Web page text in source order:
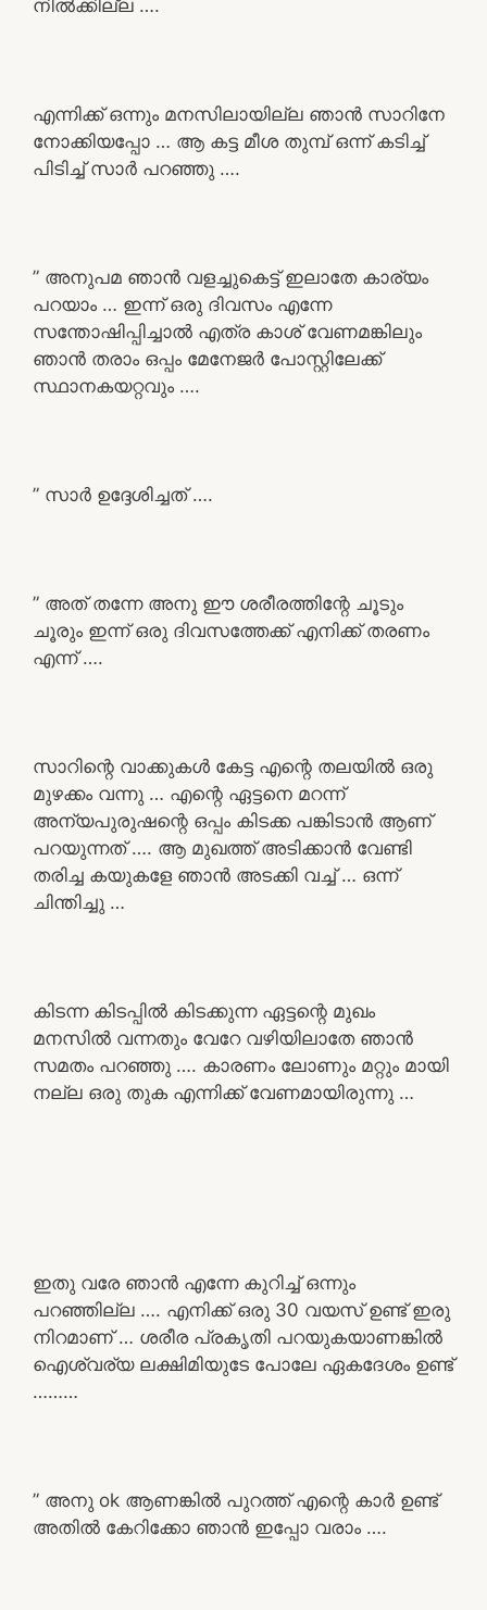
നിൽക്കില്ല ….
എന്നിക്ക് ഒന്നും മനസിലായില്ല ഞാൻ സാറിനേ
നോക്കിയപ്പോ … ആ കട്ട മീശ തുമ്പ് ഒന്ന് കടിച്ച്
പിടിച്ച് സാർ പറഞ്ഞു ….
” അനുപമ ഞാൻ വളച്ചുകെട്ട് ഇലാതേ കാര്യം
പറയാം … ഇന്ന് ഒരു ദിവസം എന്നേ
സന്തോഷിപ്പിച്ചാൽ എത്ര കാശ് വേണമങ്കിലും
ഞാൻ തരാം ഒപ്പം മേനേജർ പോസ്റ്റിലേക്ക്
സ്ഥാനകയറ്റവും ….
” സാർ ഉദ്ദേശിച്ചത് ….
” അത് തന്നേ അനു ഈ ശരീരത്തിന്റേ ചൂടും
ചൂരും ഇന്ന് ഒരു ദിവസത്തേക്ക് എനിക്ക് തരണം
എന്ന് ….
സാറിന്റെ വാക്കുകൾ കേട്ട എന്റെ തലയിൽ ഒരു
മുഴക്കം വന്നു … എന്റെ ഏട്ടനെ മറന്ന്
അന്യപുരുഷന്റെ ഒപ്പം കിടക്ക പങ്കിടാൻ ആണ്
പറയുന്നത് …. ആ മുഖത്ത് അടിക്കാൻ വേണ്ടി
തരിച്ച കയുകളേ ഞാൻ അടക്കി വച്ച് … ഒന്ന്
ചിന്തിച്ചു …
കിടന്ന കിടപ്പിൽ കിടക്കുന്ന ഏട്ടന്റെ മുഖം
മനസിൽ വന്നതും വേറേ വഴിയിലാതേ ഞാൻ
സമതം പറഞ്ഞു …. കാരണം ലോണും മറ്റും മായി
നല്ല ഒരു തുക എന്നിക്ക് വേണമായിരുന്നു …
ഇതു വരേ ഞാൻ എന്നേ കുറിച്ച് ഒന്നും
പറഞ്ഞില്ല …. എനിക്ക് ഒരു 30 വയസ് ഉണ്ട് ഇരു
നിറമാണ് … ശരീര പ്രകൃതി പറയുകയാണങ്കിൽ
ഐശ്വര്യ ലക്ഷിമിയുടേ പോലേ ഏകദേശം ഉണ്ട്
………
” അനു ok ആണങ്കിൽ പുറത്ത് എന്റെ കാർ ഉണ്ട്
അതിൽ കേറിക്കോ ഞാൻ ഇപ്പോ വരാം ….